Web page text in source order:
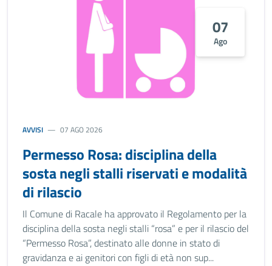
07
Ago
AVVISI 07 AGO 2026
Permesso Rosa: disciplina della
sosta negli stalli riservati e modalità
di rilascio
Il Comune di Racale ha approvato il Regolamento per la
disciplina della sosta negli stalli “rosa” e per il rilascio del
“Permesso Rosa”, destinato alle donne in stato di
gravidanza e ai genitori con figli di età non sup...